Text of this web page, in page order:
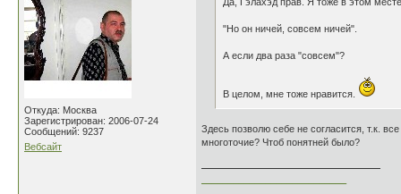
Откуда: Москва
Зарегистрирован: 2006-07-24
Сообщений: 9237
Вебсайт
"Но он ничей, совсем ничей".
А если два раза "совсем"?
В целом, мне тоже нравится.
Здесь позволю себе не согласится, т.к.
многоточие? Чтоб понятней было?